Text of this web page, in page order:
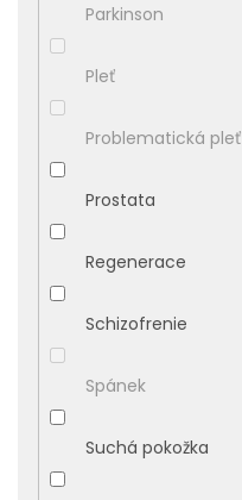
Parkinson
Pleť
Problematická pleť
Prostata
Regenerace
Schizofrenie
Spánek
Suchá pokožka